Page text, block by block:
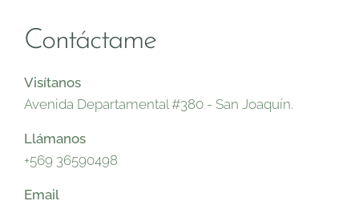
Contáctame
Visítanos
Avenida Departamental #380 - San Joaquín.
Llámanos
+569 36590498
Email